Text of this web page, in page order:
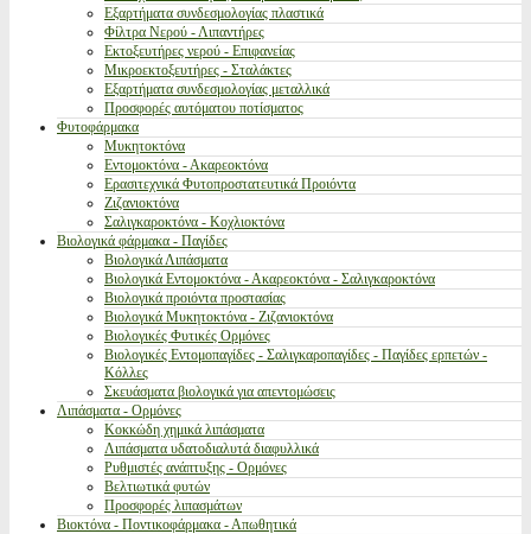
Εξαρτήματα συνδεσμολογίας πλαστικά
Φίλτρα Νερού - Λιπαντήρες
Εκτοξευτήρες νερού - Επιφανείας
Μικροεκτοξευτήρες - Σταλάκτες
Εξαρτήματα συνδεσμολογίας μεταλλικά
Προσφορές αυτόματου ποτίσματος
Φυτοφάρμακα
Μυκητοκτόνα
Εντομοκτόνα - Ακαρεοκτόνα
Ερασιτεχνικά Φυτοπροστατευτικά Προιόντα
Ζιζανιοκτόνα
Σαλιγκαροκτόνα - Κοχλιοκτόνα
Βιολογικά φάρμακα - Παγίδες
Βιολογικά Λιπάσματα
Βιολογικά Εντομοκτόνα - Ακαρεοκτόνα - Σαλιγκαροκτόνα
Βιολογικά προιόντα προστασίας
Βιολογικά Μυκητοκτόνα - Ζιζανιοκτόνα
Βιολογικές Φυτικές Ορμόνες
Βιολογικές Εντομοπαγίδες - Σαλιγκαροπαγίδες - Παγίδες ερπετών -
Κόλλες
Σκευάσματα βιολογικά για απεντομώσεις
Λιπάσματα - Ορμόνες
Κοκκώδη χημικά λιπάσματα
Λιπάσματα υδατοδιαλυτά διαφυλλικά
Ρυθμιστές ανάπτυξης - Ορμόνες
Βελτιωτικά φυτών
Προσφορές λιπασμάτων
Βιοκτόνα - Ποντικοφάρμακα - Απωθητικά